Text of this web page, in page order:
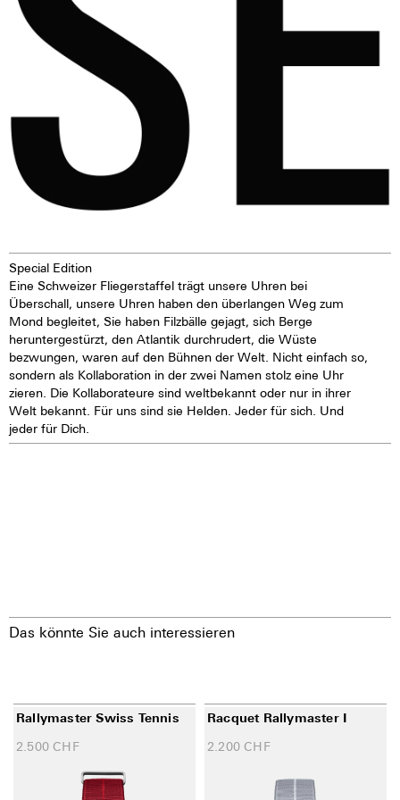
ab. Das verleiht der Uhr eine
extrem gute Lesbarkeit auch im
Dunklen.Je dunkler desto heller
Special Edition
Eine Schweizer Fliegerstaffel trägt unsere Uhren bei
Überschall, unsere Uhren haben den überlangen Weg zum
Mond begleitet, Sie haben Filzbälle gejagt, sich Berge
heruntergestürzt, den Atlantik durchrudert, die Wüste
bezwungen, waren auf den Bühnen der Welt. Nicht einfach so,
sondern als Kollaboration in der zwei Namen stolz eine Uhr
zieren. Die Kollaborateure sind weltbekannt oder nur in ihrer
Welt bekannt. Für uns sind sie Helden. Jeder für sich. Und
jeder für Dich.
Das könnte Sie auch interessieren
Rallymaster Swiss Tennis
2.500 CHF
Racquet Rallymaster I
2.200 CHF